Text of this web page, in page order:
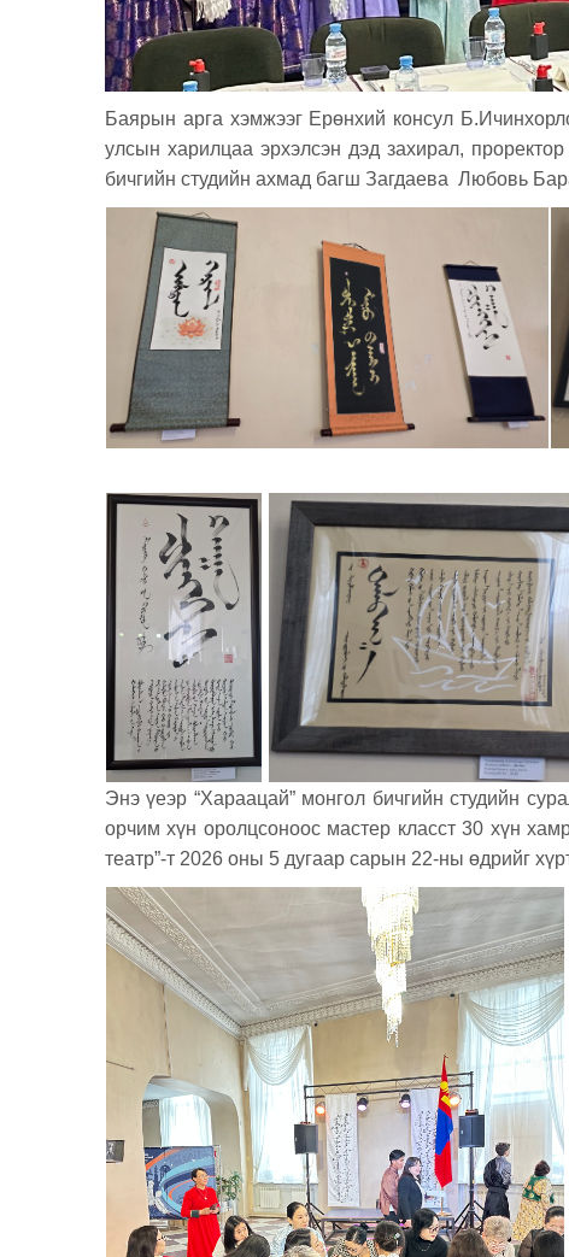
Баярын арга хэмжээг Ерөнхий консул
улсын харилцаа эрхэлсэн дэд захирал,
бичгийн студийн ахмад багш Загдаева Любовь
Энэ үеэр “Хараацай” монгол бичгийн студийн
орчим хүн оролцсоноос мастер класст 30 хүн
театр”-т 2026 оны 5 дугаар сарын 22-ны өдрийг